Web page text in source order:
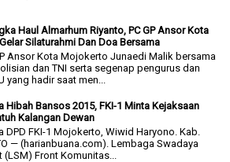
Haul Almarhum Riyanto, PC GP Ansor Kota
Silaturahmi Dan Doa Bersama
Ansor Kota Mojokerto Junaedi Malik bersama
dan TNI serta segenap pengurus dan
yang hadir saat men...
Hibah Bansos 2015, FKI-1 Minta Kejaksaan
Kalangan Dewan
FKI-1 Mojokerto, Wiwid Haryono. Kab.
— (harianbuana.com). Lembaga Swadaya
Front Komunitas...